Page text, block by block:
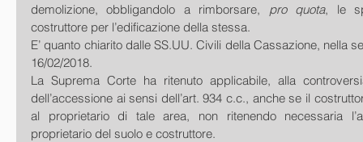
demolizione, obbligandolo a rimborsare, pro quota, le
costruttore per l’edificazione della stessa.
E’ quanto chiarito dalle SS.UU. Civili della Cassazione, nella
16/02/2018.
La Suprema Corte ha ritenuto applicabile, alla
dell’accessione ai sensi dell’art. 934 c.c., anche se il
al proprietario di tale area, non ritenendo necessaria
proprietario del suolo e costruttore.